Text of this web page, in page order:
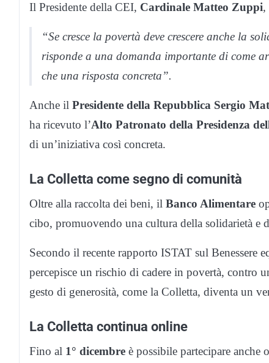
Il Presidente della CEI, Cardinale Matteo Zuppi,
“Se cresce la povertà deve crescere anche la
risponde a una domanda importante di come
che una risposta concreta”.
Anche il Presidente della Repubblica Sergio
ha ricevuto l’Alto Patronato della Presidenza
di un’iniziativa così concreta.
La Colletta come segno di comunità
Oltre alla raccolta dei beni, il Banco Alimentare
cibo, promuovendo una cultura della solidarietà e
Secondo il recente rapporto ISTAT sul Benessere
percepisce un rischio di cadere in povertà, contro
gesto di generosità, come la Colletta, diventa un
La Colletta continua online
Fino al 1° dicembre è possibile partecipare anche